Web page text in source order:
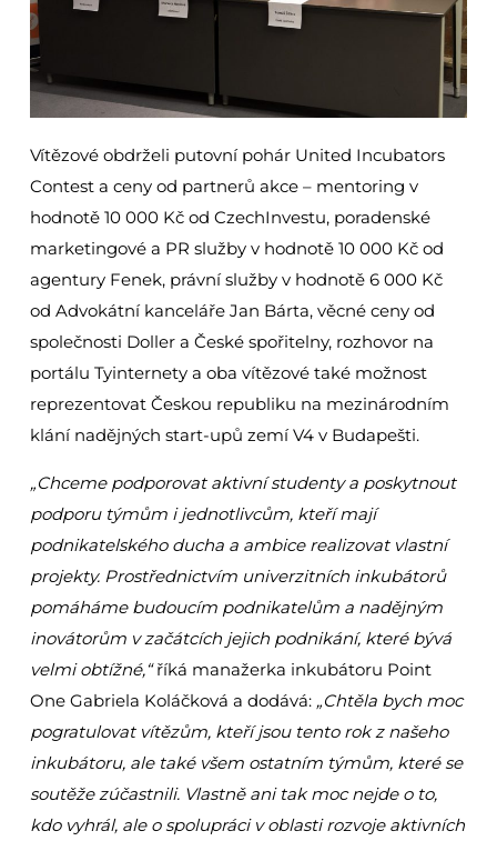
Vítězové obdrželi putovní pohár United Incubators
Contest a ceny od partnerů akce – mentoring v
hodnotě 10 000 Kč od CzechInvestu, poradenské
marketingové a PR služby v hodnotě 10 000 Kč od
agentury Fenek, právní služby v hodnotě 6 000 Kč
od Advokátní kanceláře Jan Bárta, věcné ceny od
společnosti Doller a České spořitelny, rozhovor na
portálu Tyinternety a oba vítězové také možnost
reprezentovat Českou republiku na mezinárodním
klání nadějných start-upů zemí V4 v Budapešti.
„Chceme podporovat aktivní studenty a poskytnout
podporu týmům i jednotlivcům, kteří mají
podnikatelského ducha a ambice realizovat vlastní
projekty. Prostřednictvím univerzitních inkubátorů
pomáháme budoucím podnikatelům a nadějným
inovátorům v začátcích jejich podnikání, které bývá
velmi obtížné,“říká manažerka inkubátoru Point
One Gabriela Koláčková a dodává: „Chtěla bych moc
pogratulovat vítězům, kteří jsou tento rok z našeho
inkubátoru, ale také všem ostatním týmům, které se
soutěže zúčastnili. Vlastně ani tak moc nejde o to,
kdo vyhrál, ale o spolupráci v oblasti rozvoje aktivních